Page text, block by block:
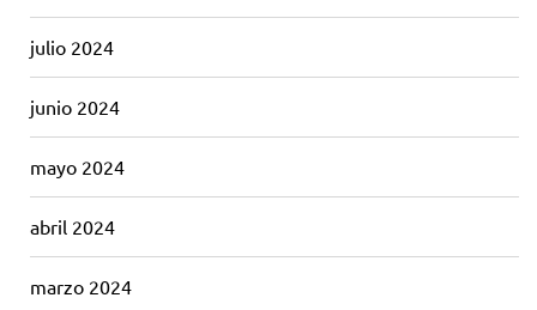
julio 2024
junio 2024
mayo 2024
abril 2024
marzo 2024